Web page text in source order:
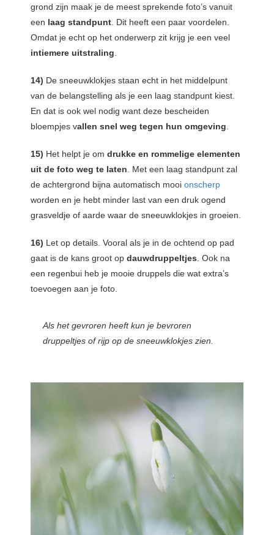
grond zijn maak je de meest sprekende foto’s vanuit
een laag standpunt . Dit heeft een paar voordelen.
Omdat je echt op het onderwerp zit krijg je een veel
intiemere uitstraling
14) De sneeuwklokjes staan echt in het middelpunt
van de belangstelling als je een laag standpunt kiest.
En dat is ook wel nodig want deze bescheiden
bloempjes vallen snel weg tegen hun omgeving
15) Het helpt je om drukke en rommelige elementen
uit de foto weg te laten . Met een laag standpunt zal
de achtergrond bijna automatisch mooi onscherp
worden en je hebt minder last van een druk ogend
grasveldje of aarde waar de sneeuwklokjes in groeien.
16) Let op details. Vooral als je in de ochtend op pad
gaat is de kans groot op dauwdruppeltjes . Ook na
een regenbui heb je mooie druppels die wat extra’s
toevoegen aan je foto.
Als het gevroren heeft kun je bevroren
druppeltjes of rijp op de sneeuwklokjes zien.